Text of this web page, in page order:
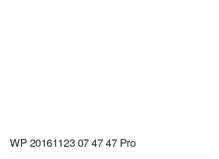
WP 20161123 07 47 47 Pro